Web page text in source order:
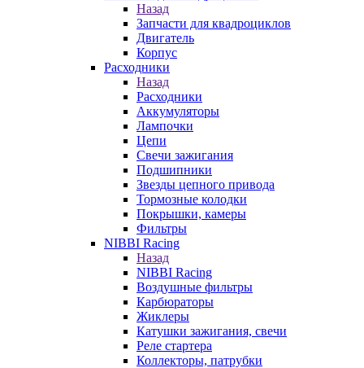
Назад
Запчасти для квадроциклов
Двигатель
Корпус
Расходники
Назад
Расходники
Аккумуляторы
Лампочки
Цепи
Свечи зажигания
Подшипники
Звезды цепного привода
Тормозные колодки
Покрышки, камеры
Фильтры
NIBBI Racing
Назад
NIBBI Racing
Воздушные фильтры
Карбюраторы
Жиклеры
Катушки зажигания, свечи
Реле стартера
Коллекторы, патрубки